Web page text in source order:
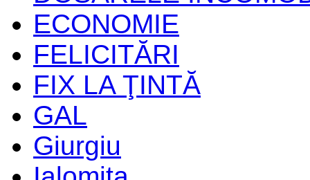
ECONOMIE
FELICITĂRI
FIX LA ŢINTĂ
GAL
Giurgiu